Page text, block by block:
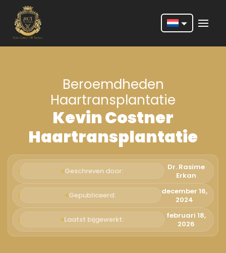
Français
Deutsch
Português
Español
Türkçe
Italiano
Русский
Beroemdheden
Haartransplantatie
Kevin Costner
Haartransplantatie
Geschreven door:
Dr. Rasime
Erkan
Gepubliceerd:
december 16,
2024
Laatst bijgewerkt:
februari 18,
2026